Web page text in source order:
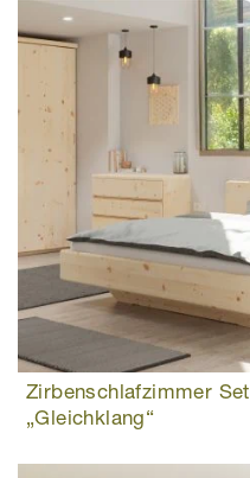
Zirbenschlafzimmer Set
„Gleichklang“